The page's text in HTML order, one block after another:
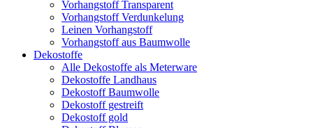
Vorhangstoff Transparent
Vorhangstoff Verdunkelung
Leinen Vorhangstoff
Vorhangstoff aus Baumwolle
Dekostoffe
Alle Dekostoffe als Meterware
Dekostoffe Landhaus
Dekostoff Baumwolle
Dekostoff gestreift
Dekostoff gold